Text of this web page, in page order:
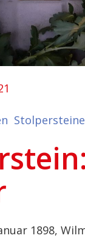
Stolpersteine
1898,